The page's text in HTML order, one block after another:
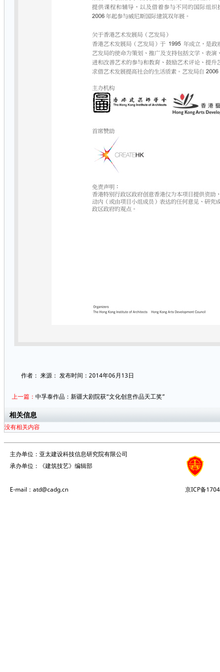
作者： 来源： 发布时间：2014年06月13日
上一篇： 中孚泰作品：新疆大剧院获“文化创意作品天工奖”
相关信息
没有相关内容
主办单位：亚太建设科技信息研究院有限公司
承办单位：《建筑技艺》编辑部
E-mail：atd@cadg.cn 京ICP备